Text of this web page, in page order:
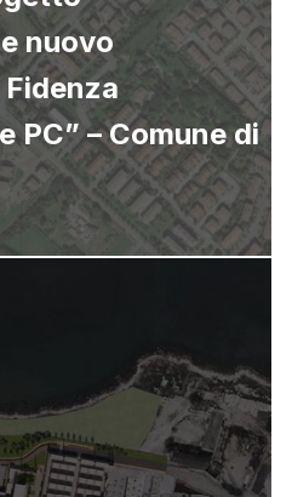
nuovo
PC” – Comune di